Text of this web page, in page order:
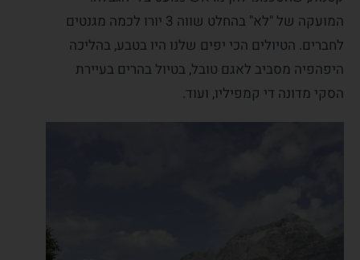
המועקה של "לא" בהחלט שווה 3 יורו לכמה מגנטים
לחברים. הטיולים הכי יפים שלנו היו בטבע, בהליכה
היפהפיה מסביב לאגם טובל, בטיול בהרים בעיירת
הסקי מדונה די קמפיליו, ועוד.